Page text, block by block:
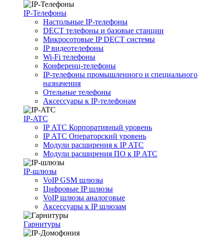
IP-Телефоны
Настольные IP-телефоны
DECT телефоны и базовые станции
Микросотовые IP DECT системы
IP видеотелефоны
Wi-Fi телефоны
Конференц-телефоны
IP-телефоны промышленного и специального
назначения
Отельные телефоны
Аксессуары к IP-телефонам
IP-ATC
IP АТС Корпоративный уровень
IP АТС Операторский уровень
Модули расширения к IP АТС
Модули расширения ПО к IP АТС
IP-шлюзы
VoIP GSM шлюзы
Цифровые IP шлюзы
VoIP шлюзы аналоговые
Аксессуары к IP шлюзам
Гарнитуры